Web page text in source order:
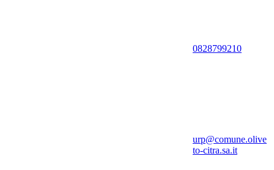
0828799210
urp@comune.olive
to-citra.sa.it